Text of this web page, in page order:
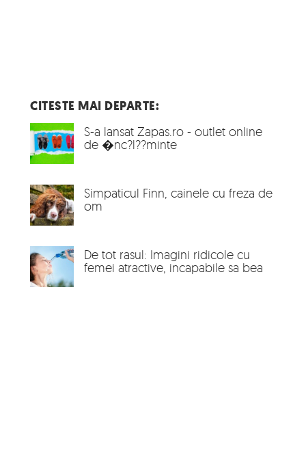
CITESTE MAI DEPARTE:
S-a lansat Zapas.ro - outlet online
de �nc?l??minte
Simpaticul Finn, cainele cu freza de
om
De tot rasul: Imagini ridicole cu
femei atractive, incapabile sa bea